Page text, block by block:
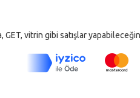
vitrin gibi satışlar